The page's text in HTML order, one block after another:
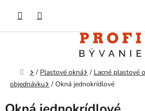
obsah
Domov
/ Plastové okná / Lacné plastové
objednávku
/ Okná jednokrídlové